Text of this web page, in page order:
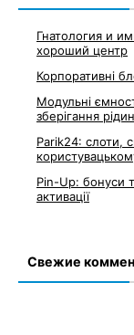
Гнатология и
хороший центр
Корпоративні
Модульні
зберігання рідин
Parik24: слоти,
Pin-Up: бонуси
активації
Свежие